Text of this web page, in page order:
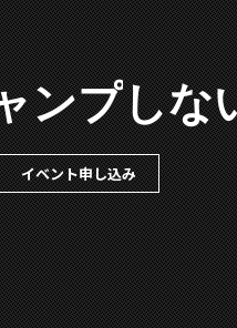
ンプしな
イベント申し込み